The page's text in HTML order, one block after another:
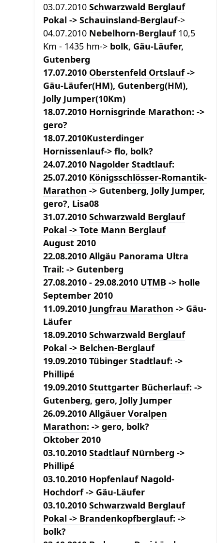
03.07.2010 Schwarzwald Berglauf
Pokal -> Schauinsland-Berglauf->
04.07.2010 Nebelhorn-Berglauf10,5
Km - 1435 hm-> bolk, Gäu-Läufer,
Gutenberg
17.07.2010 Oberstenfeld Ortslauf->
Gäu-Läufer(HM), Gutenberg(HM),
Jolly Jumper(10Km)
18.07.2010 Hornisgrinde Marathon: ->
gero?
18.07.2010Kusterdinger
Hornissenlauf-> flo, bolk?
24.07.2010 Nagolder Stadtlauf:
25.07.2010 Königsschlösser-Romantik-
Marathon -> Gutenberg, Jolly Jumper,
gero?, Lisa08
31.07.2010 Schwarzwald Berglauf
Pokal -> Tote Mann Berglauf
August 2010
22.08.2010 Allgäu Panorama Ultra
Trail: -> Gutenberg
27.08.2010 - 29.08.2010 UTMB -> holle
September 2010
11.09.2010 Jungfrau Marathon -> Gäu-
Läufer
18.09.2010 Schwarzwald Berglauf
Pokal -> Belchen-Berglauf
19.09.2010 Tübinger Stadtlauf: ->
Phillipé
19.09.2010 Stuttgarter Bücherlauf: ->
Gutenberg, gero, Jolly Jumper
26.09.2010 Allgäuer Voralpen
Marathon: -> gero, bolk?
Oktober 2010
03.10.2010 Stadtlauf Nürnberg ->
Phillipé
03.10.2010 Hopfenlauf Nagold-
Hochdorf-> Gäu-Läufer
03.10.2010 Schwarzwald Berglauf
Pokal -> Brandenkopfberglauf: ->
bolk?